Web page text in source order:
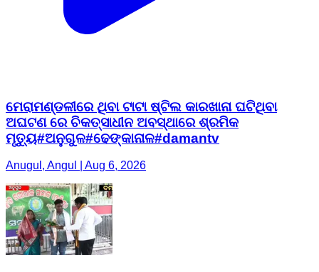
ମେରାମଣ୍ଡଳୀରେ ଥିବା ଟାଟା ଷ୍ଟିଲ କାରଖାନା ଘଟିଥିବା
ଅଘଟଣ ରେ ଚିକତ୍ସାଧୀନ ଅବସ୍ଥାରେ ଶ୍ରମିକ
ମୃତ୍ୟୁ#ଅନୁଗୁଳ#ଢେଙ୍କାନାଳ#damantv
Anugul, Angul | Aug 6, 2026